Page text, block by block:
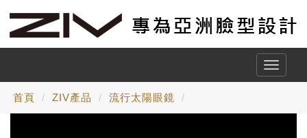
Toggle
首頁 ZIV產品 流行太陽眼鏡